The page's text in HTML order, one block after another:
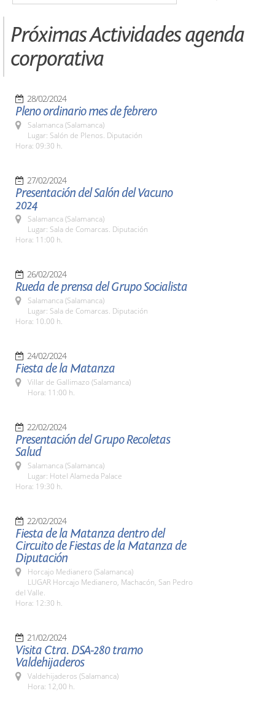
Próximas Actividades agenda
corporativa
28/02/2024
Pleno ordinario mes de febrero
Salamanca (Salamanca)
Lugar: Salón de Plenos. Diputación
Hora: 09:30 h.
27/02/2024
Presentación del Salón del Vacuno
2024
Salamanca (Salamanca)
Lugar: Sala de Comarcas. Diputación
Hora: 11:00 h.
26/02/2024
Rueda de prensa del Grupo Socialista
Salamanca (Salamanca)
Lugar: Sala de Comarcas. Diputación
Hora: 10.00 h.
24/02/2024
Fiesta de la Matanza
Villar de Gallimazo (Salamanca)
Hora: 11:00 h.
22/02/2024
Presentación del Grupo Recoletas
Salud
Salamanca (Salamanca)
Lugar: Hotel Alameda Palace
Hora: 19:30 h.
22/02/2024
Fiesta de la Matanza dentro del
Circuito de Fiestas de la Matanza de
Diputación
Horcajo Medianero (Salamanca)
LUGAR Horcajo Medianero, Machacón, San Pedro
del Valle.
Hora: 12:30 h.
21/02/2024
Visita Ctra. DSA-280 tramo
Valdehijaderos
Valdehijaderos (Salamanca)
Hora: 12,00 h.